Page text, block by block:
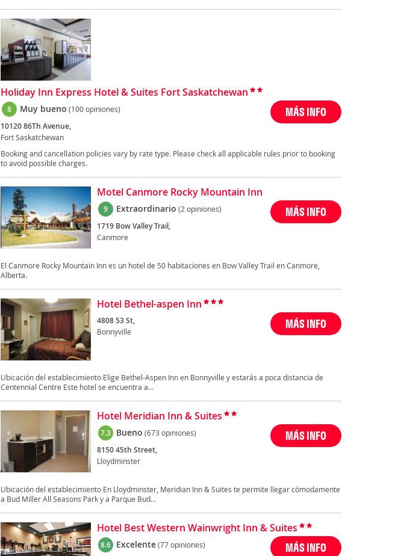
Holiday Inn Express Hotel & Suites Fort Saskatchewan
8 Muy bueno (100 opiniones)
10120 86Th Avenue,
Fort Saskatchewan
MÁS INFO
Booking and cancellation policies vary by rate type. Please check all applicable rules prior to booking
to avoid possible charges.
Motel Canmore Rocky Mountain Inn
9 Extraordinario (2 opiniones)
1719 Bow Valley Trail,
Canmore
MÁS INFO
El Canmore Rocky Mountain Inn es un hotel de 50 habitaciones en Bow Valley Trail en Canmore,
Alberta.
Hotel Bethel-aspen Inn
4808 53 St,
Bonnyville
MÁS INFO
Ubicación del establecimiento Elige Bethel-Aspen Inn en Bonnyville y estarás a poca distancia de
Centennial Centre Este hotel se encuentra a...
Hotel Meridian Inn & Suites
7.3 Bueno (673 opiniones)
8150 45th Street,
Lloydminster
MÁS INFO
Ubicación del establecimiento En Lloydminster, Meridian Inn & Suites te permite llegar cómodamente
a Bud Miller All Seasons Park y a Parque Bud...
Hotel Best Western Wainwright Inn & Suites
8.6 Excelente(77 opiniones) MÁS INFO